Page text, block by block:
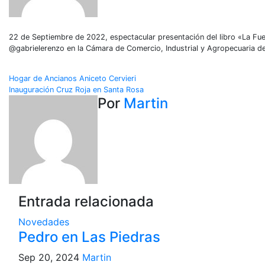
22 de Septiembre de 2022, espectacular presentación del libro «La
@gabrielerenzo en la Cámara de Comercio, Industrial y Agropecuaria
Navegación
entradas
Hogar de Ancianos Aniceto Cervieri
Inauguración Cruz Roja en Santa Rosa
Por Martin
Entrada relacionada
Novedades
Pedro en Las Piedras
Sep 20, 2024 Martin